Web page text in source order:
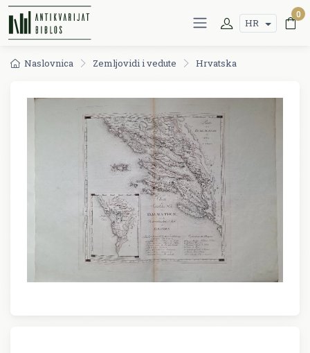
HR
0
Naslovnica Zemljovidi i vedute Hrvatska